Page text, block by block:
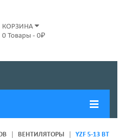
КОРЗИНА
0 Товары - 0₽
ВЕНТИЛЯТОРЫ YZF 5-13 ВТ